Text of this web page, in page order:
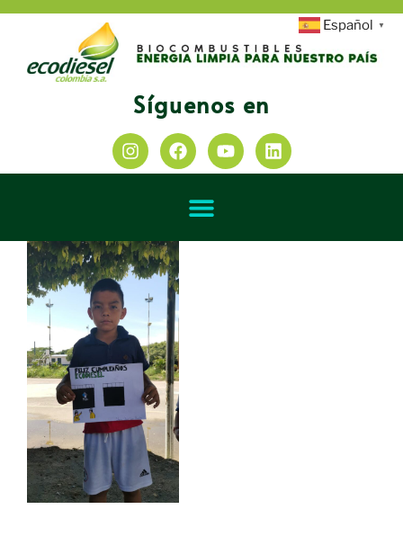
Síguenos en
Español ▼